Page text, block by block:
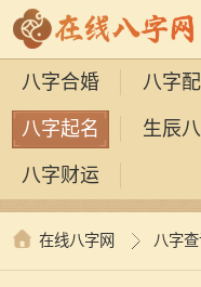
八字合婚 八字
八字起名 生辰
八字财运
在线八字网 八字